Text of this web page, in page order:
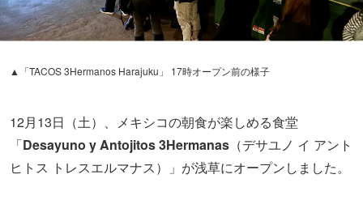
▲「TACOS 3Hermanos Harajuku」 17時オープン前の様子
12月13日（土）、メキシコの朝食が楽しめる食堂
「Desayuno y Antojitos 3Hermanas （デサユノ イ アント
ヒトス トレスエルマナス）」が浅草にオープンしました。